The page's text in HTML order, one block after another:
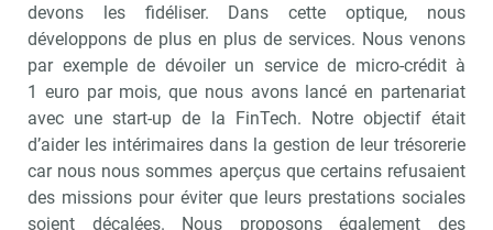
devons les fidéliser. Dans cette optique, nous
développons de plus en plus de services. Nous venons
par exemple de dévoiler un service de micro-crédit à
1 euro par mois, que nous avons lancé en partenariat
avec une start-up de la FinTech. Notre objectif était
d’aider les intérimaires dans la gestion de leur trésorerie
car nous nous sommes aperçus que certains refusaient
des missions pour éviter que leurs prestations sociales
soient décalées. Nous proposons également des